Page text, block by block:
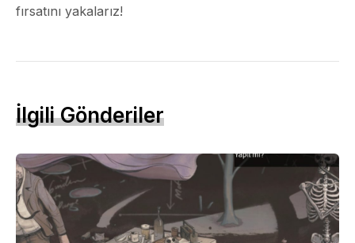
fırsatını yakalarız!
İlgili Gönderiler